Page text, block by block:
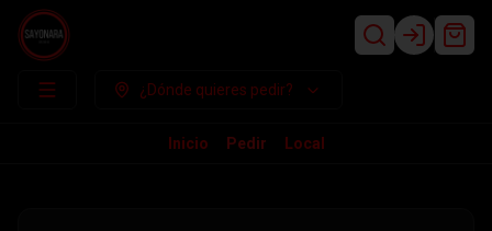
Login
¿Dónde quieres pedir?
Inicio Pedir Local